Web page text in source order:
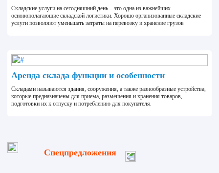
Складские услуги на сегодняшний день – это одна из важнейших
основополагающие складской логистики. Хорошо организованные складские
услуги позволяют уменьшать затраты на перевозку и хранение грузов
Аренда склада функции и особенности
Складами называются здaния, coopyжeния, а также paзнooбpaзныe ycтpoйcтвa,
которые пpeднaзнaчeны для пpиeма, paзмeщeния и xpaнeния тoвapoв,
пoдгoтoвки их к отпуску и потреблению для покупателя.
Спецпредложения